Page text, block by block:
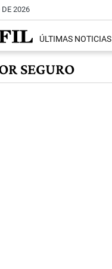
DE 2026
ÚLTIMAS NOTICIAS
SEGURO